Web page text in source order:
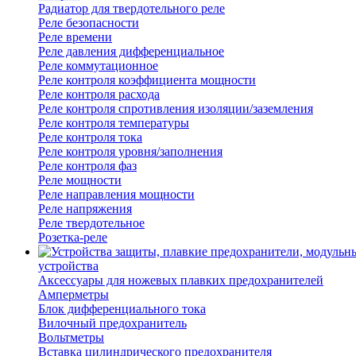
Радиатор для твердотельного реле
Реле безопасности
Реле времени
Реле давления дифференциальное
Реле коммутационное
Реле контроля коэффициента мощности
Реле контроля расхода
Реле контроля спротивления изоляции/заземления
Реле контроля температуры
Реле контроля тока
Реле контроля уровня/заполнения
Реле контроля фаз
Реле мощности
Реле направления мощности
Реле напряжения
Реле твердотельное
Розетка-реле
устройства
Аксессуары для ножевых плавких предохранителей
Амперметры
Блок дифференциального тока
Вилочный предохранитель
Вольтметры
Вставка цилиндрического предохранителя